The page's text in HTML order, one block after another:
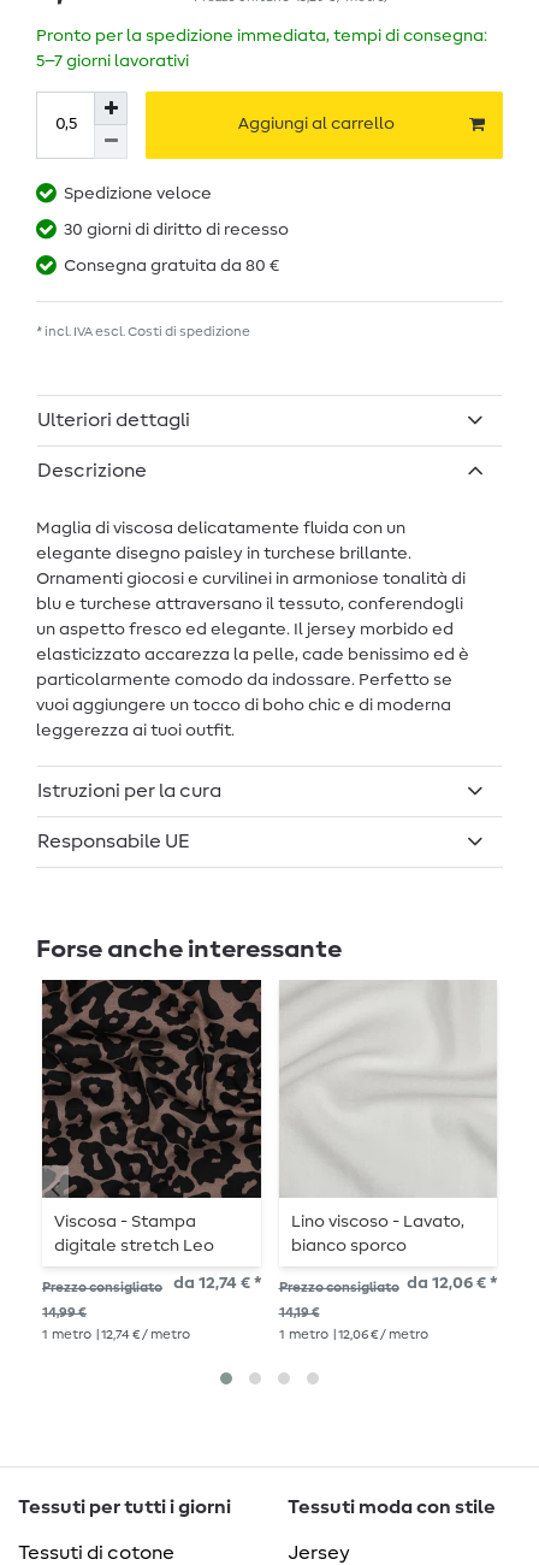
Pronto per la spedizione immediata, tempi di consegna:
5–7 giorni lavorativi
Aggiungi al carrello
Spedizione veloce
30 giorni di diritto di recesso
Consegna gratuita da 80 €
* incl. IVA escl. Costi di spedizione
Ulteriori dettagli
Descrizione
Maglia di viscosa delicatamente fluida con un
elegante disegno paisley in turchese brillante.
Ornamenti giocosi e curvilinei in armoniose tonalità di
blu e turchese attraversano il tessuto, conferendogli
un aspetto fresco ed elegante. Il jersey morbido ed
elasticizzato accarezza la pelle, cade benissimo ed è
particolarmente comodo da indossare. Perfetto se
vuoi aggiungere un tocco di boho chic e di moderna
leggerezza ai tuoi outfit.
Istruzioni per la cura
Responsabile UE
Forse anche interessante
Viscosa - Stampa
digitale stretch Leo
marrone
Prezzo consigliato
14,99 €
da 12,74 € *
1 metro | 12,74 € / metro
Lino viscoso - Lavato,
bianco sporco
Prezzo consigliato
14,19 €
da 12,06 € *
1 metro | 12,06 € / metro
Tessuti per tutti i giorni
Tessuti di cotone
Tessuti moda con stile
Jersey